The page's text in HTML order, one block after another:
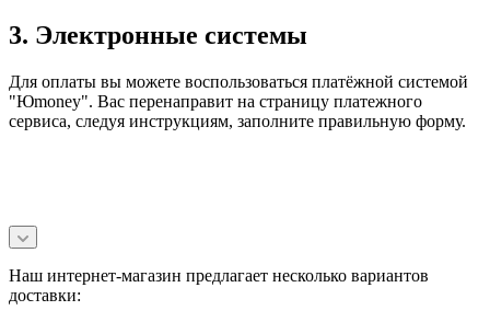
3. Электронные системы
Для оплаты вы можете воспользоваться платёжной системой
"Юmoney". Вас перенаправит на страницу платежного
сервиса, следуя инструкциям, заполните правильную форму.
Наш интернет-магазин предлагает несколько вариантов
доставки: